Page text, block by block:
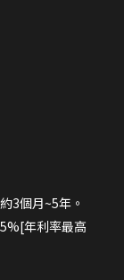
3個月~5年。
年利率最高